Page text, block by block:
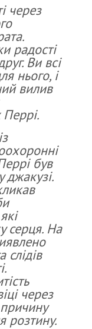
через
радості
Ви всі
нього, і
вилив
був
серця. На
слідів
через
розтину.